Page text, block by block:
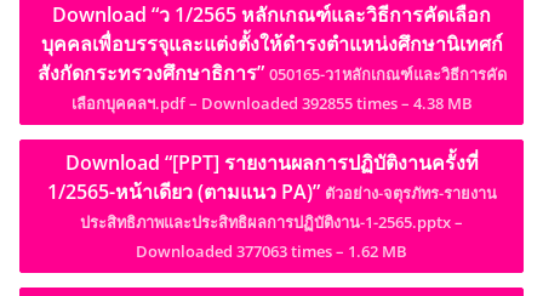
Download “ว 1/2565 หลักเกณฑ์และวิธีการคัดเลือก
บุคคลเพื่อบรรจุและแต่งตั้งให้ดำรงตำแหน่งศึกษานิเทศก์
สังกัดกระทรวงศึกษาธิการ” 050165-ว1หลักเกณฑ์และวิธีการคัด
เลือกบุคคลฯ.pdf – Downloaded 392855 times – 4.38 MB
Download “[PPT] รายงานผลการปฏิบัติงานครั้งที่
1/2565-หน้าเดียว (ตามแนว PA)” ตัวอย่าง-จตุรภัทร-รายงาน
ประสิทธิภาพและประสิทธิผลการปฏิบัติงาน-1-2565.pptx –
Downloaded 377063 times – 1.62 MB